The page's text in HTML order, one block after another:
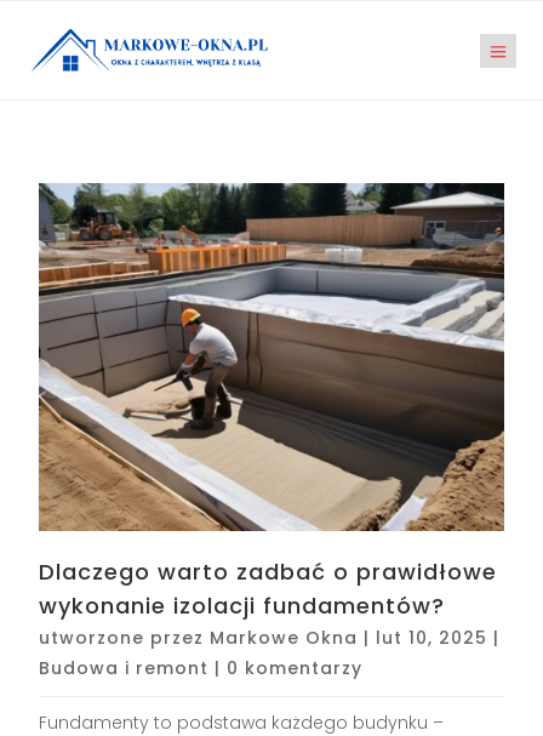
Dlaczego warto zadbać o prawidłowe
wykonanie izolacji fundamentów?
utworzone przez Markowe Okna | lut 10, 2025 |
Budowa i remont | 0 komentarzy
Fundamenty to podstawa każdego budynku –